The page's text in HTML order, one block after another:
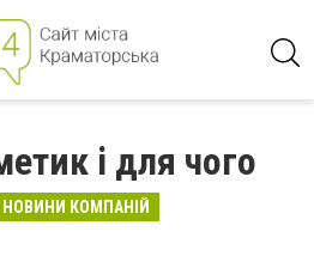
і для чого
НОВИНИ КОМПАНІЙ